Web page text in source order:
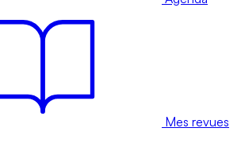
Mes revues